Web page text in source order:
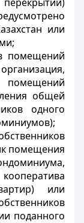
или
помещений
помещений
общей
одного
помещения
или
поданного